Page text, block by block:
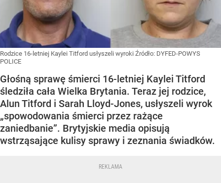
Rodzice 16-letniej Kaylei Titford usłyszeli wyroki Źródło: DYFED-POWYS
POLICE
Głośną sprawę śmierci 16-letniej Kaylei Titford
śledziła cała Wielka Brytania. Teraz jej rodzice,
Alun Titford i Sarah Lloyd-Jones, usłyszeli wyrok
„spowodowania śmierci przez rażące
zaniedbanie”. Brytyjskie media opisują
wstrząsające kulisy sprawy i zeznania świadków.